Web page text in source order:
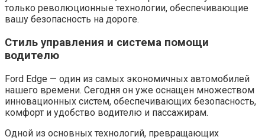
только революционные технологии, обеспечивающие
вашу безопасность на дороге.
Стиль управления и система помощи
водителю
Ford Edge — один из самых экономичных автомобилей
нашего времени. Сегодня он уже оснащен множеством
инновационных систем, обеспечивающих безопасность,
комфорт и удобство водителю и пассажирам.
Одной из основных технологий, превращающих